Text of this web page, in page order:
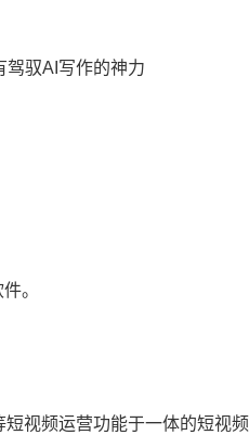
驾驭AI写作的神力
。
视频运营功能于一体的短视